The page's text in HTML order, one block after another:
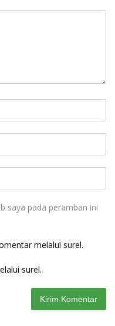
saya pada peramban ini
melalui surel.
surel.